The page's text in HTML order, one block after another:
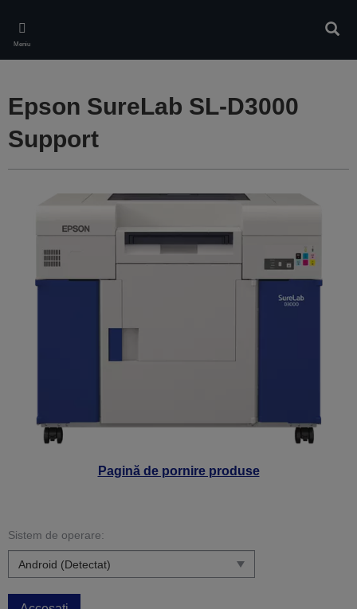
main
content
Meniu
Pagină de pornire produse
Epson SureLab SL-D3000
Support
Sistem de operare: